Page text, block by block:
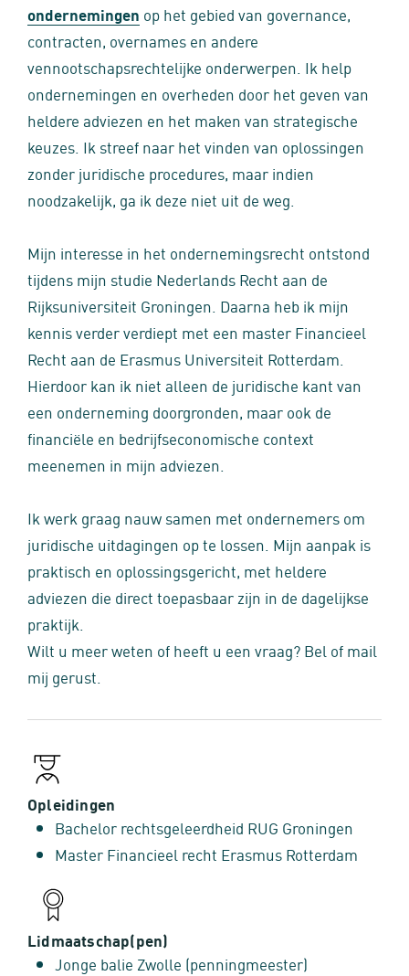
ondernemingen op het gebied van governance,
contracten, overnames en andere
vennootschapsrechtelijke onderwerpen. Ik help
ondernemingen en overheden door het geven van
heldere adviezen en het maken van strategische
keuzes. Ik streef naar het vinden van oplossingen
zonder juridische procedures, maar indien
noodzakelijk, ga ik deze niet uit de weg.
Mijn interesse in het ondernemingsrecht ontstond
tijdens mijn studie Nederlands Recht aan de
Rijksuniversiteit Groningen. Daarna heb ik mijn
kennis verder verdiept met een master Financieel
Recht aan de Erasmus Universiteit Rotterdam.
Hierdoor kan ik niet alleen de juridische kant van
een onderneming doorgronden, maar ook de
financiële en bedrijfseconomische context
meenemen in mijn adviezen.
Ik werk graag nauw samen met ondernemers om
juridische uitdagingen op te lossen. Mijn aanpak is
praktisch en oplossingsgericht, met heldere
adviezen die direct toepasbaar zijn in de dagelijkse
praktijk.
Wilt u meer weten of heeft u een vraag? Bel of mail
mij gerust.
Opleidingen
Bachelor rechtsgeleerdheid RUG Groningen
Master Financieel recht Erasmus Rotterdam
Lidmaatschap(pen)
Jonge balie Zwolle (penningmeester)